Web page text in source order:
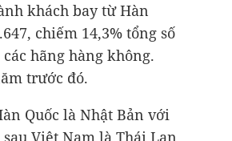
khách bay từ Hàn
chiếm 14,3% tổng số
hãng hàng không.
trước đó.
Quốc là Nhật Bản với
Việt Nam là Thái Lan